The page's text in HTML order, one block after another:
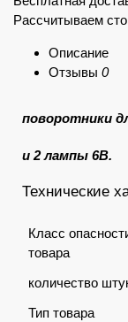
Рассчитываем
Описание
Отзывы 0
поворотники
и 2 лампы 6В.
Технические
Класс
товара
количество
Тип товара